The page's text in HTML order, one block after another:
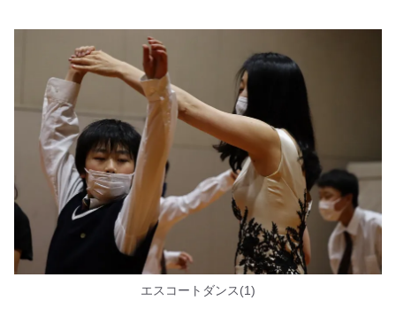
エスコートダンス(1)